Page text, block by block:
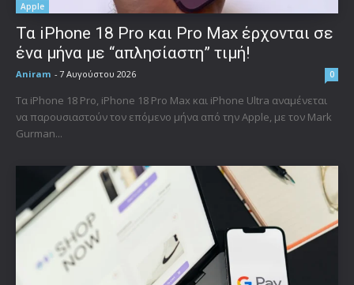
Apple
Τα iPhone 18 Pro και Pro Max έρχονται σε
ένα μήνα με “απλησίαστη” τιμή!
Aniram - 7 Αυγούστου 2026 0
Τα iPhone 18 Pro, iPhone 18 Pro Max και iPhone Ultra αναμένεται
να παρουσιαστούν τον επόμενο μήνα από την Apple, με τον Mark
Gurman...